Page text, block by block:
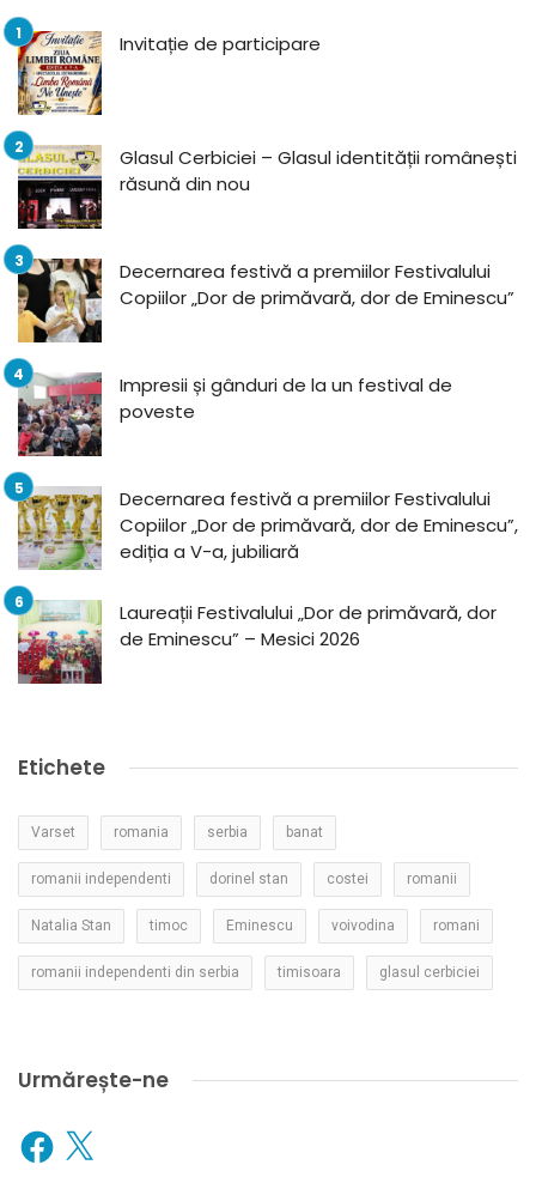
Invitație de participare
Glasul Cerbiciei – Glasul identității românești
răsună din nou
Decernarea festivă a premiilor Festivalului
Copiilor „Dor de primăvară, dor de Eminescu”
Impresii și gânduri de la un festival de
poveste
Decernarea festivă a premiilor Festivalului
Copiilor „Dor de primăvară, dor de Eminescu”,
ediția a V-a, jubiliară
Laureații Festivalului „Dor de primăvară, dor
de Eminescu” – Mesici 2026
Etichete
Varset romania serbia banat
romanii independenti dorinel stan costei romanii
Natalia Stan timoc Eminescu voivodina romani
romanii independenti din serbia timisoara glasul cerbiciei
Urmărește-ne
Facebook
X